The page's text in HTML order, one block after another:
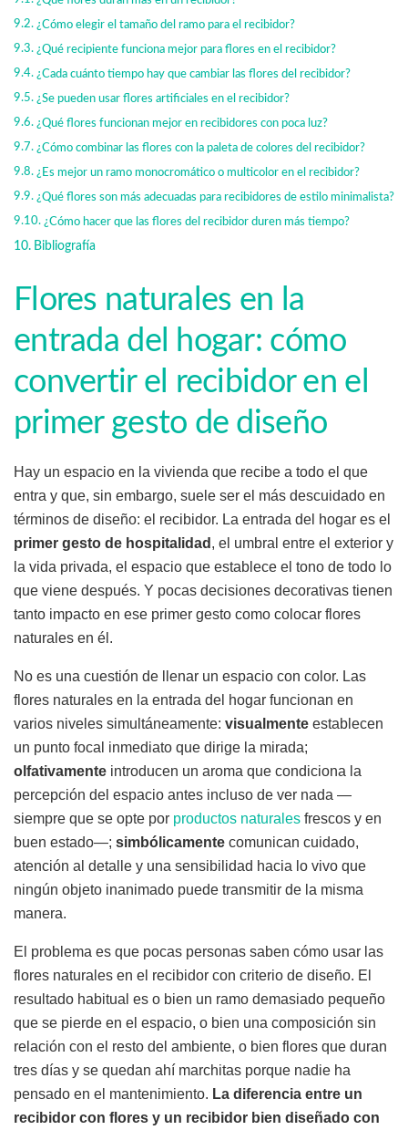
¿Cómo elegir el tamaño del ramo para el recibidor?
¿Qué recipiente funciona mejor para flores en el recibidor?
¿Cada cuánto tiempo hay que cambiar las flores del recibidor?
¿Se pueden usar flores artificiales en el recibidor?
¿Qué flores funcionan mejor en recibidores con poca luz?
¿Cómo combinar las flores con la paleta de colores del recibidor?
¿Es mejor un ramo monocromático o multicolor en el recibidor?
¿Qué flores son más adecuadas para recibidores de estilo minimalista?
¿Cómo hacer que las flores del recibidor duren más tiempo?
Bibliografía
Flores naturales en la
entrada del hogar: cómo
convertir el recibidor en el
primer gesto de diseño
Hay un espacio en la vivienda que recibe a todo el que
entra y que, sin embargo, suele ser el más descuidado en
términos de diseño: el recibidor. La entrada del hogar es el
primer gesto de hospitalidad , el umbral entre el exterior y
la vida privada, el espacio que establece el tono de todo lo
que viene después. Y pocas decisiones decorativas tienen
tanto impacto en ese primer gesto como colocar flores
naturales en él.
No es una cuestión de llenar un espacio con color. Las
flores naturales en la entrada del hogar funcionan en
varios niveles simultáneamente: visualmente establecen
un punto focal inmediato que dirige la mirada;
olfativamente introducen un aroma que condiciona la
percepción del espacio antes incluso de ver nada —
siempre que se opte por productos naturales frescos y en
buen estado—; simbólicamente comunican cuidado,
atención al detalle y una sensibilidad hacia lo vivo que
ningún objeto inanimado puede transmitir de la misma
manera.
El problema es que pocas personas saben cómo usar las
flores naturales en el recibidor con criterio de diseño. El
resultado habitual es o bien un ramo demasiado pequeño
que se pierde en el espacio, o bien una composición sin
relación con el resto del ambiente, o bien flores que duran
tres días y se quedan ahí marchitas porque nadie ha
pensado en el mantenimiento. La diferencia entre un
recibidor con flores y un recibidor bien diseñado con